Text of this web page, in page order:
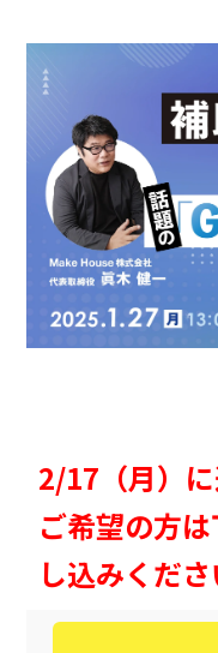
2/17（月）
ご希望の方
し込みくださ